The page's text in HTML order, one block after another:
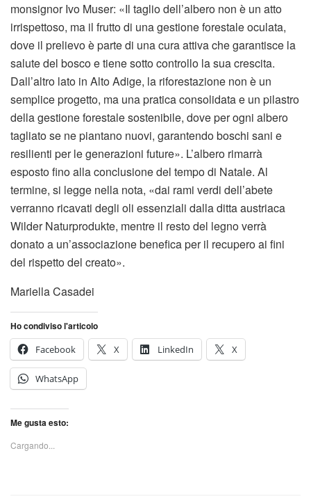
monsignor Ivo Muser: «Il taglio dell’albero non è un atto
irrispettoso, ma il frutto di una gestione forestale oculata,
dove il prelievo è parte di una cura attiva che garantisce la
salute del bosco e tiene sotto controllo la sua crescita.
Dall’altro lato in Alto Adige, la riforestazione non è un
semplice progetto, ma una pratica consolidata e un pilastro
della gestione forestale sostenibile, dove per ogni albero
tagliato se ne piantano nuovi, garantendo boschi sani e
resilienti per le generazioni future». L’albero rimarrà
esposto fino alla conclusione del tempo di Natale. Al
termine, si legge nella nota, «dai rami verdi dell’abete
verranno ricavati degli oli essenziali dalla ditta austriaca
Wilder Naturprodukte, mentre il resto del legno verrà
donato a un’associazione benefica per il recupero ai fini
del rispetto del creato».
Mariella Casadei
Ho condiviso l'articolo
Facebook
X LinkedIn X
WhatsApp
Me gusta esto:
Cargando...